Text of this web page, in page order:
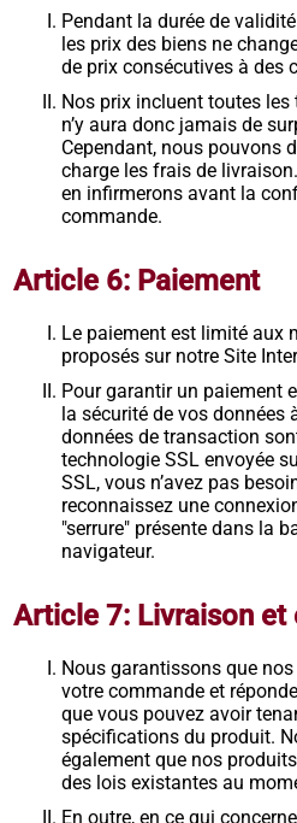
Pendant la durée de
les prix des biens ne
de prix consécutives à des
Nos prix incluent toutes les
n’y aura donc jamais de
Cependant, nous pouvons
charge les frais de
en infirmerons avant la
commande.
Article 6: Paiement
Le paiement est limité aux
proposés sur notre Site
Pour garantir un paiement
la sécurité de vos données
données de transaction
technologie SSL envoyée
SSL, vous n’avez pas
reconnaissez une
"serrure" présente dans la
navigateur.
Article 7: Livraison et
Nous garantissons que
votre commande et
que vous pouvez avoir
spécifications du produit.
également que nos
des lois existantes au
En outre, en ce qui